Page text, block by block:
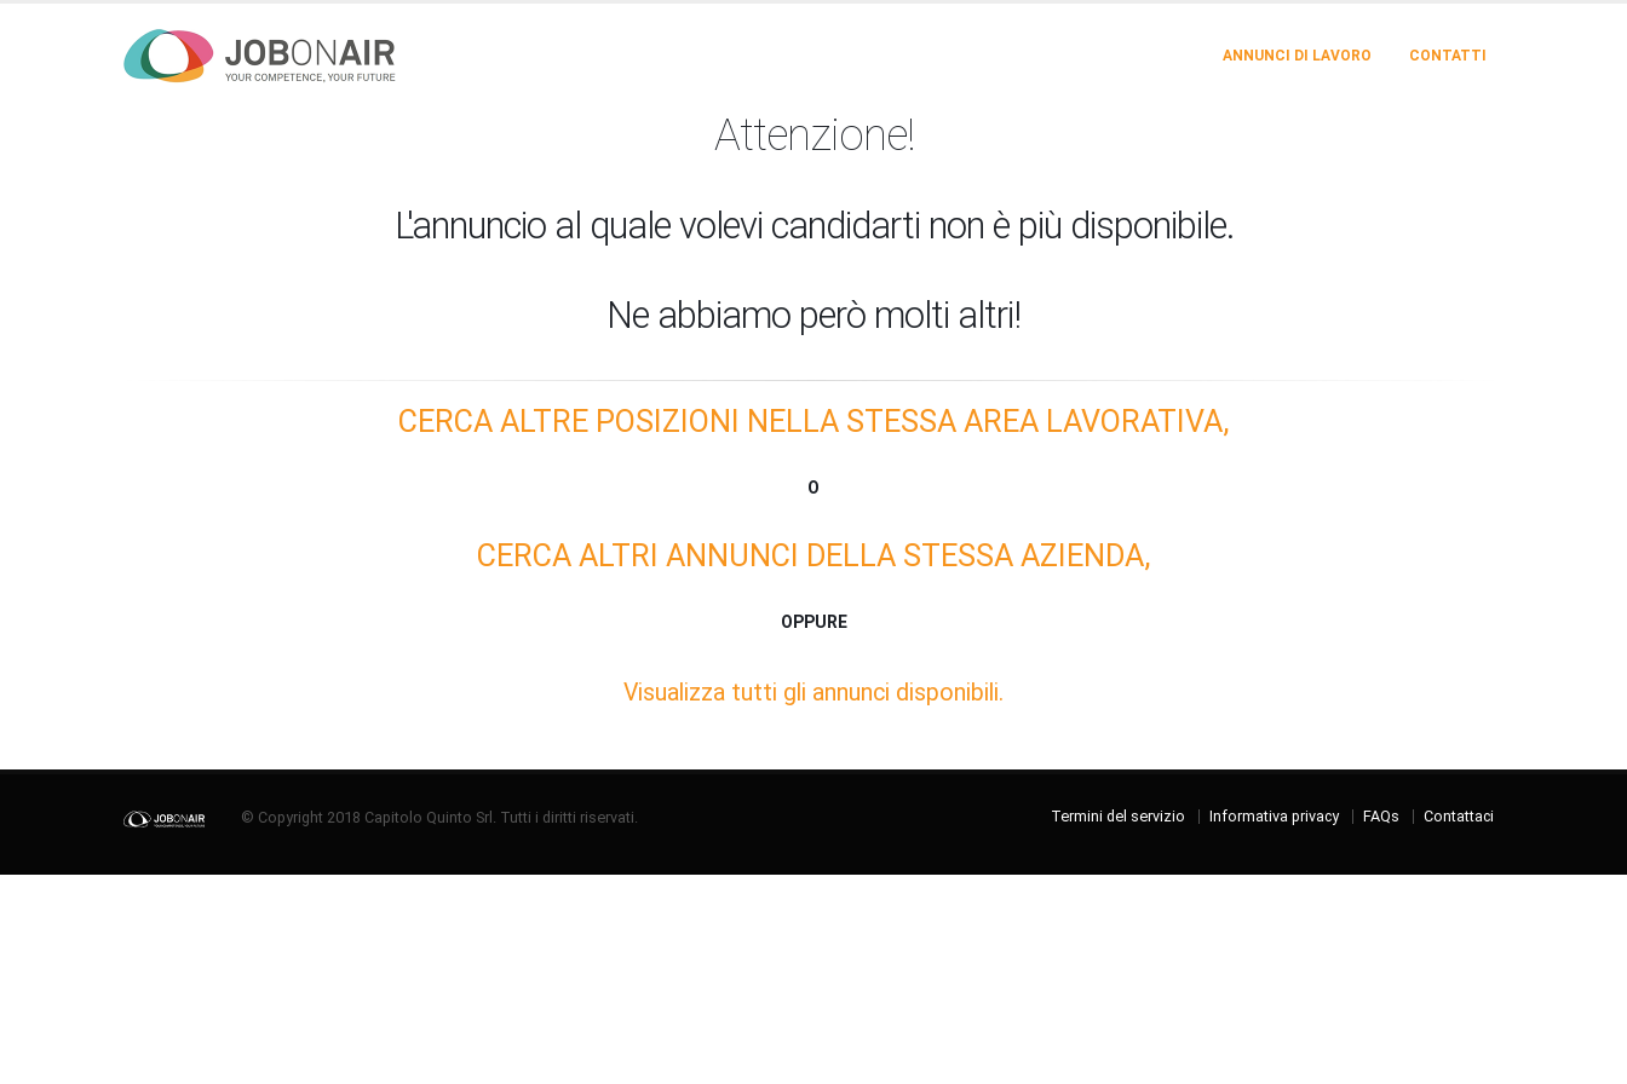
ANNUNCI DI LAVORO CONTATTI
Attenzione!
L'annuncio al quale volevi candidarti non è più disponibile.
Ne abbiamo però molti altri!
CERCA ALTRE POSIZIONI NELLA STESSA AREA LAVORATIVA,
O
CERCA ALTRI ANNUNCI DELLA STESSA AZIENDA,
OPPURE
Visualizza tutti gli annunci disponibili.
© Copyright 2018 Capitolo Quinto Srl. Tutti i diritti riservati. Termini del servizio Informativa privacy FAQs Contattaci